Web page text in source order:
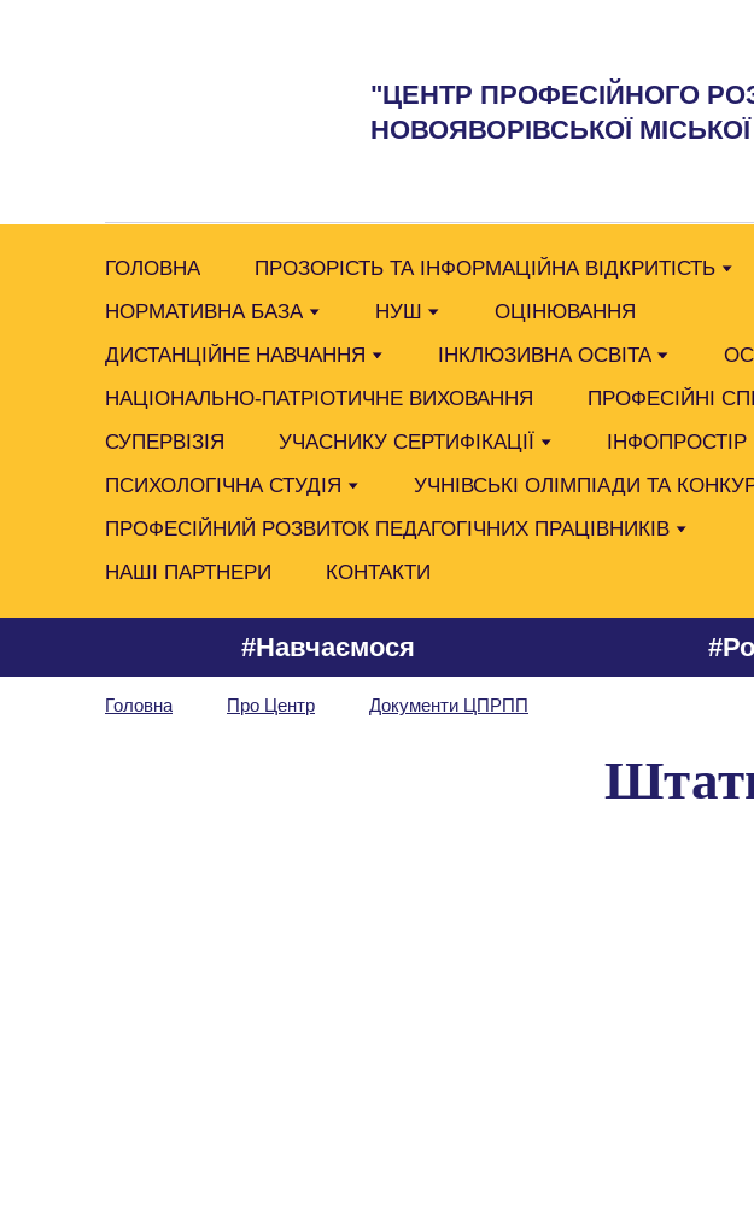
"ЦЕНТР ПРОФЕСІЙНОГО
НОВОЯВОРІВСЬКОЇ
ГОЛОВНА ПРОЗОРІСТЬ ТА ІНФОРМАЦІЙНА ВІДКРИТІСТЬ
НОРМАТИВНА БАЗА
НУШ
ОЦІНЮВАННЯ
ДИСТАНЦІЙНЕ НАВЧАННЯ
ІНКЛЮЗИВНА ОСВІТА
НАЦІОНАЛЬНО-ПАТРІОТИЧНЕ ВИХОВАННЯ
ПРОФЕСІЙНІ
СУПЕРВІЗІЯ
УЧАСНИКУ СЕРТИФІКАЦІЇ
ІНФОПРОСТІР
ПСИХОЛОГІЧНА СТУДІЯ
УЧНІВСЬКІ ОЛІМПІАДИ ТА
ПРОФЕСІЙНИЙ РОЗВИТОК ПЕДАГОГІЧНИХ ПРАЦІВНИКІВ
НАШІ ПАРТНЕРИ
КОНТАКТИ
#Навчаємося
Головна Про Центр Документи ЦПРПП